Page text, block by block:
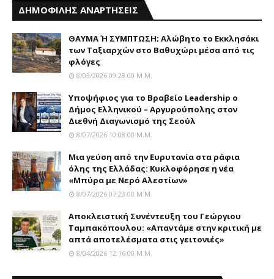
ΔΗΜΟΦΙΛΗΣ ΑΝΑΡΤΗΣΕΙΣ
ΘΑΥΜΑ Ή ΣΥΜΠΤΩΣΗ; Aλώβητο το Eκκλησάκι
των Tαξιαρχών στο Bαθυχώρι μέσα από τις
φλόγες
8/03/2026 09:28:00 Μ.μ.
Yποψήφιος για το Bραβείο Leadership ο
Δήμος Ελληνικού – Αργυρούπολης στον
Διεθνή Διαγωνισμό της Σεούλ
8/07/2026 10:08:00 Μ.μ.
Mια γεύση από την Eυρυτανία στα ράφια
όλης της Ελλάδας: Κυκλοφόρησε η νέα
«Μπύρα με Nερό Aλεστίων»
8/07/2026 07:23:00 Μ.μ.
Αποκλειστική Συνέντευξη του Γεώργιου
Ταμπακόπουλου: «Απαντάμε στην κριτική με
απτά αποτελέσματα στις γειτονιές»
8/04/2026 12:16:00 Μ.μ.